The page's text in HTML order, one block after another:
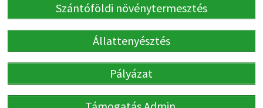
Szántóföldi növénytermesztés
Állattenyésztés
Pályázat